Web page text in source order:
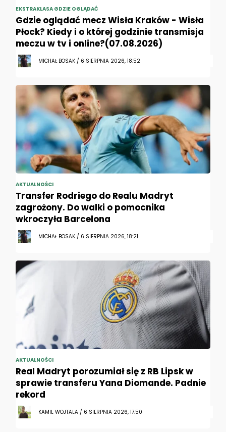
EKSTRAKLASA GDZIE OGLĄDAĆ
Gdzie oglądać mecz Wisła Kraków - Wisła
Płock? Kiedy i o której godzinie transmisja
meczu w tv i online?(07.08.2026)
MICHAŁ BOSAK / 6 SIERPNIA 2026, 18:52
AKTUALNOŚCI
Transfer Rodriego do Realu Madryt
zagrożony. Do walki o pomocnika
wkroczyła Barcelona
MICHAŁ BOSAK / 6 SIERPNIA 2026, 18:21
AKTUALNOŚCI
Real Madryt porozumiał się z RB Lipsk w
sprawie transferu Yana Diomande. Padnie
rekord
KAMIL WOJTALA / 6 SIERPNIA 2026, 17:50